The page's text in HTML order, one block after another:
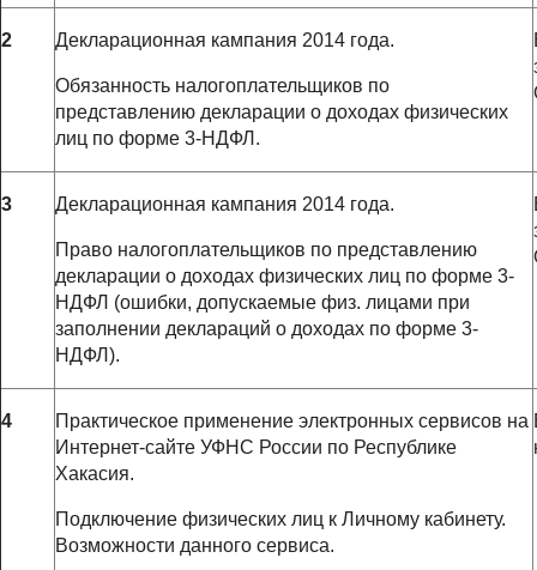
2 Декларационная кампания 2014 года.
Обязанность налогоплательщиков по
представлению декларации о доходах физических
лиц по форме 3-НДФЛ.
3 Декларационная кампания 2014 года.
Право налогоплательщиков по представлению
декларации о доходах физических лиц по форме 3-
НДФЛ (ошибки, допускаемые физ. лицами при
заполнении деклараций о доходах по форме 3-
НДФЛ).
4
Практическое применение электронных сервисов на
Интернет-сайте УФНС России по Республике
Хакасия.
Подключение физических лиц к Личному кабинету.
Возможности данного сервиса.